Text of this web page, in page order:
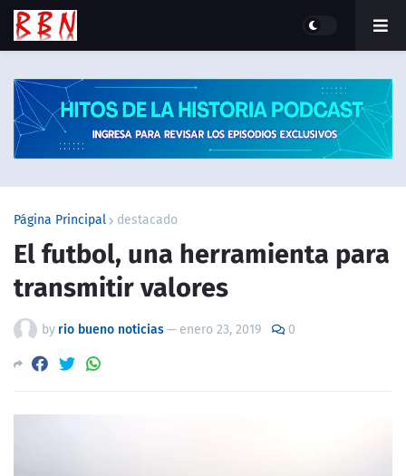
Página Principal destacado
El futbol, una herramienta para
transmitir valores
by rio bueno noticias— enero 23, 2019 0